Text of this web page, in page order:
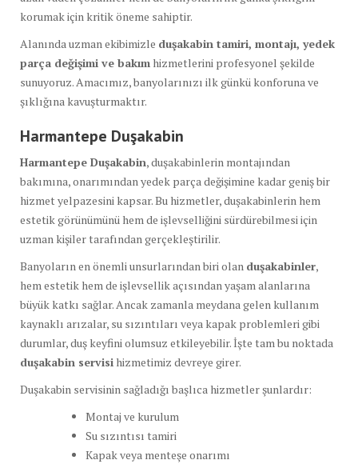
korumak için kritik öneme sahiptir.
Alanında uzman ekibimizle duşakabin tamiri, montajı, yedek
parça değişimi ve bakım hizmetlerini profesyonel şekilde
sunuyoruz. Amacımız, banyolarınızı ilk günkü konforuna ve
şıklığına kavuşturmaktır.
Harmantepe Duşakabin
Harmantepe Duşakabin, duşakabinlerin montajından
bakımına, onarımından yedek parça değişimine kadar geniş bir
hizmet yelpazesini kapsar. Bu hizmetler, duşakabinlerin hem
estetik görünümünü hem de işlevselliğini sürdürebilmesi için
uzman kişiler tarafından gerçekleştirilir.
Banyoların en önemli unsurlarından biri olan duşakabinler,
hem estetik hem de işlevsellik açısından yaşam alanlarına
büyük katkı sağlar. Ancak zamanla meydana gelen kullanım
kaynaklı arızalar, su sızıntıları veya kapak problemleri gibi
durumlar, duş keyfini olumsuz etkileyebilir. İşte tam bu noktada
duşakabin servisi hizmetimiz devreye girer.
Duşakabin servisinin sağladığı başlıca hizmetler şunlardır:
Montaj ve kurulum
Su sızıntısı tamiri
Kapak veya menteşe onarımı